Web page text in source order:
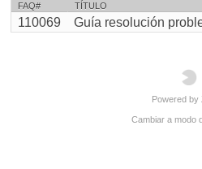
FAQ#
TÍTULO
110069 Guía resolución
Powered by
Cambiar a modo